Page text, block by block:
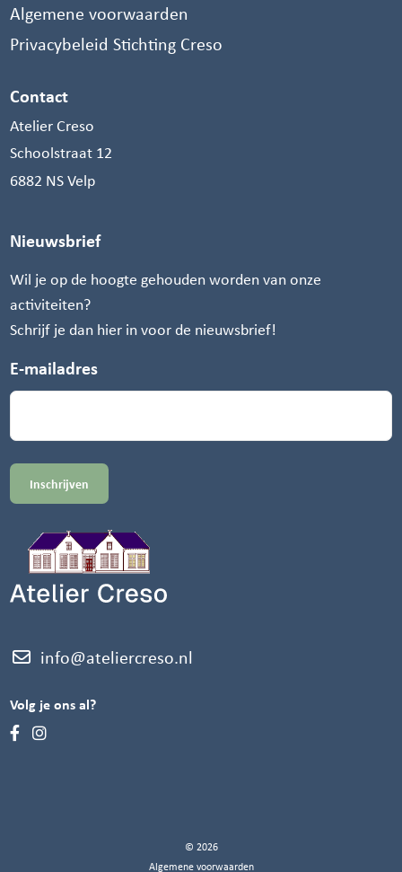
Algemene voorwaarden
Privacybeleid Stichting Creso
Contact
Atelier Creso
Schoolstraat 12
6882 NS Velp
Nieuwsbrief
Wil je op de hoogte gehouden worden van onze
activiteiten?
Schrijf je dan hier in voor de nieuwsbrief!
E-mailadres
info@ateliercreso.nl
Volg je ons al?
© 2026
Algemene voorwaarden